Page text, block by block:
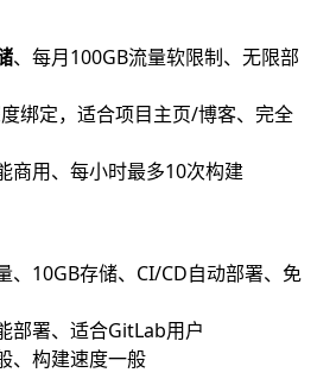
、每月100GB流量软限制、无限部
绑定，适合项目主页/博客、完全
商用、每小时最多10次构建
、10GB存储、CI/CD自动部署、免
部署、适合GitLab用户
、构建速度一般